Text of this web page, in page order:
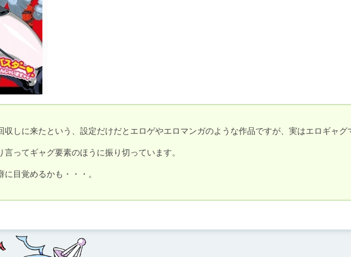
収しに来たという、設定だけだとエロゲやエロマンガのような作品ですが、実はエロギャグ
ってギャグ要素のほうに振り切っています。
目覚めるかも・・・。